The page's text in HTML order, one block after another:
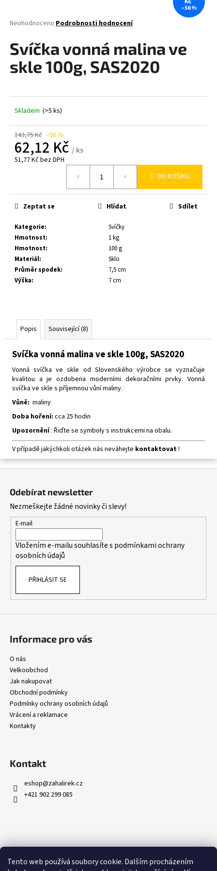
Tento web používá soubory cookie. Dalším procházením
Průměrné
produktu
je
z
Neohodnoceno Podrobnosti hodnocení
Svíčka vonná malina ve
skle 100g, SAS2020
Skladem (>5 ks)
143,75 Kč –56 %
62,12 Kč / ks
51,77 Kč bez DPH
DO KOŠÍKU
Kategorie:
Svíčky
Hmotnost:
1 kg
Hmotnost:
100 g
Materiál:
Sklo
Průměr spodek:
7,5 cm
Výška: 7 cm
Zeptat se Hlídat Sdílet
–56 %
Popis Související (8)
Svíčka vonná malina ve skle 100g, SAS2020
Vonná svíčka ve skle od Slovenského výrobce se vyznačuje
kvalitou a je ozdobena moderními dekoračními prvky. Vonná
svíčka ve skle s příjemnou vůní maliny.
Vůně: maliny
Doba hoření: cca 25 hodin
Upozornění: Řiďte se symboly s instrukcemi na obalu.
V případě jakýchkoli otázek nás neváhejte kontaktovat!
j
t
?
D
o
r
u
u
m
Odebírat newsletter
Nezmeškejte žádné novinky či slevy!
E-mail
Vložením e-mailu souhlasíte s podmínkami ochrany
osobních údajů
PŘIHLÁSIT SE
Informace pro vás
O nás
Velkoobchod
Jak nakupovat
Obchodní podmínky
Podmínky ochrany osobních údajů
Vrácení a reklamace
Kontakty
Kontakt
eshop@zahalirek.cz
+421 902 299 085
Přijímáme online platby